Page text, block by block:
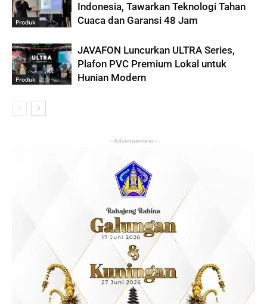
Produk
Indonesia, Tawarkan Teknologi Tahan
Cuaca dan Garansi 48 Jam
Produk
JAVAFON Luncurkan ULTRA Series,
Plafon PVC Premium Lokal untuk
Hunian Modern
- Advertisement -